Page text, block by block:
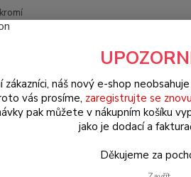
356/911/912 Světla & elektro
světlometů/
zákazníci, náš nový e-shop
vás prosíme, zaregistrujte se znovu
pak můžete v nákupním košíku
jako je dodací a
Děkujeme za